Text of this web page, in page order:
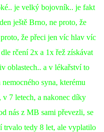
je velký bojovník.. je fakt
ještě Brno, ne proto, že
že přeci jen víc hlav víc
rčení 2x a 1x řež získávat
oblastech.. a v lékařství to
syna, kterému
7 letech, a nakonec díky
nás z MB sami převezli, se
trvalo tedy 8 let, ale vyplatilo